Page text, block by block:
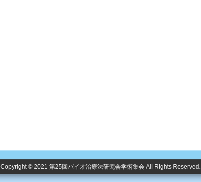
Copyright © 2021 第25回バイオ治療法研究会学術集会 All Rights Reserved.